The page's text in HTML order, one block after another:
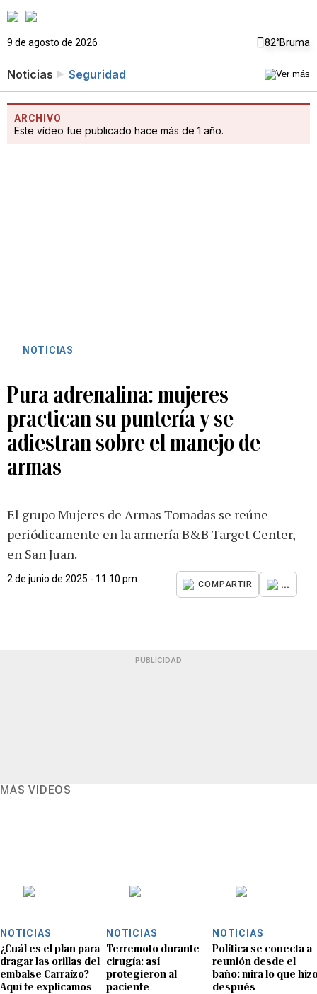
9 de agosto de 2026 82°Bruma
Noticias Seguridad
ARCHIVO
Este vídeo fue publicado hace más de 1 año.
NOTICIAS
Pura adrenalina: mujeres
practican su puntería y se
adiestran sobre el manejo de
armas
El grupo Mujeres de Armas Tomadas se reúne
periódicamente en la armería B&B Target Center,
en San Juan.
2 de junio de 2025 - 11:10 pm
COMPARTIR ...
PUBLICIDAD
MÁS VIDEOS
NOTICIAS
¿Cuál es el plan para
dragar las orillas del
embalse Carraízo?
Aquí te explicamos
NOTICIAS
Terremoto durante
cirugía: así
protegieron al
paciente
NOTICIAS
Política se conecta a
reunión desde el
baño: mira lo que
después